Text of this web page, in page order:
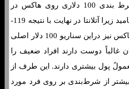
شرط 100 دلاری اسـت. شرط بندی 100 دلاری روی هاکس در
+600 بـه سود 600 دلاری انجامید زیرا آتلانتا در نهایت با نتیجه 119-
117 برنده شد. شرط‌بندان هاکس نیز دراین سناریو 100 دلار اصلی
غالباً دوست دارند افراد ضعیف را
پول بیشتری دارند. این طرف از
از شرط‌بندی بر روی فرد مورد